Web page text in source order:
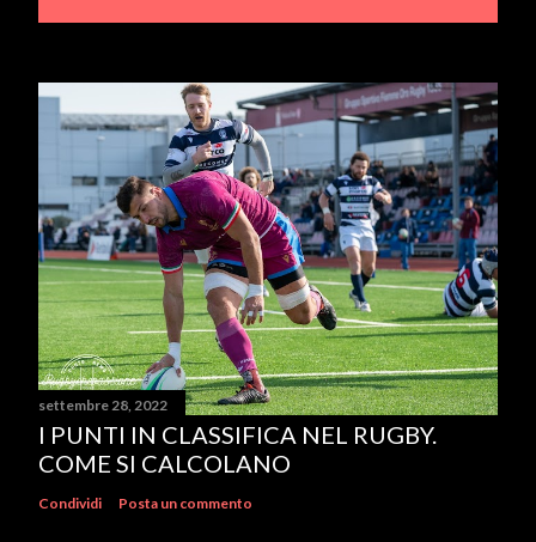
settembre 28, 2022
I PUNTI IN CLASSIFICA NEL RUGBY.
COME SI CALCOLANO
Condividi Posta un commento